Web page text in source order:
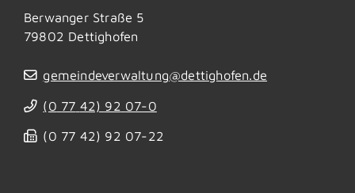
Berwanger Straße 5
79802 Dettighofen
gemeindeverwaltung@dettighofen.de
(0 77 42) 92 07-0
(0 77 42) 92 07-22